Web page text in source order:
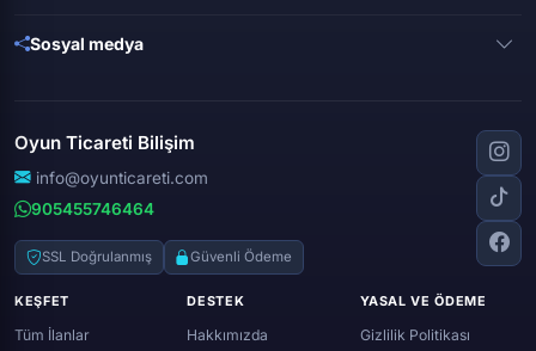
Free fire
Minecraft
Gta online
Lost ark
World of warcraft
Zula
Wolfteam
Black desert online
Genshin ımpact
Sosyal medya
Discord
Youtube
Twitter (x)
Spotify
Oyun Ticareti Bilişim
info@oyunticareti.com
905455746464
SSL Doğrulanmış Güvenli Ödeme
KEŞFET
Tüm İlanlar
DESTEK
Hakkımızda
YASAL VE ÖDEME
Gizlilik Politikası